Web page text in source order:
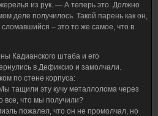
из рук. — А теперь это. Должно
деле получилось. Такой парень как он,
– это то же самое, что в
Кадианского штаба и его
в Дефиксио и замолчали.
по стене корпуса:
тащили эту кучу металлолома через
все, что мы получили?
пожалел, что он не промолчал, но